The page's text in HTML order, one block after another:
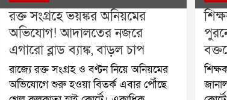
রক্ত সংগ্রহে ভয়ঙ্কর অনিয়মের
অভিযোগ! আদালতের নজরে
এগারো ব্লাড ব্যাঙ্ক, বাড়ল চাপ
রাজ্যে রক্ত সংগ্রহ ও বণ্টন নিয়ে অনিয়মের
অভিযোগে শুরু হওয়া বিতর্ক এবার পৌঁছে